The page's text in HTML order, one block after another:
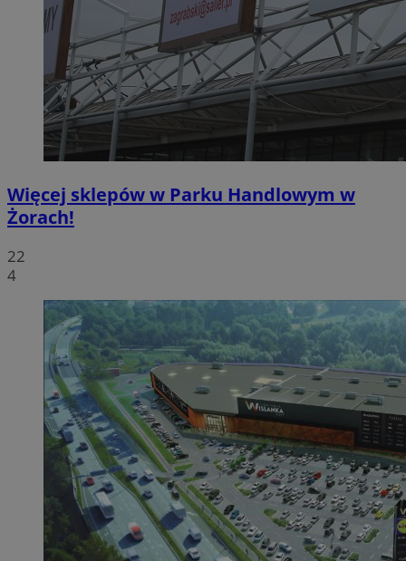
Więcej sklepów w Parku Handlowym w
Żorach!
22
4